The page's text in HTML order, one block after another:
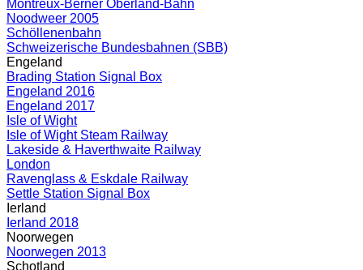
Montreux-Berner Oberland-Bahn
Noodweer 2005
Schöllenenbahn
Schweizerische Bundesbahnen (SBB)
Engeland
Brading Station Signal Box
Engeland 2016
Engeland 2017
Isle of Wight
Isle of Wight Steam Railway
Lakeside & Haverthwaite Railway
London
Ravenglass & Eskdale Railway
Settle Station Signal Box
Ierland
Ierland 2018
Noorwegen
Noorwegen 2013
Schotland